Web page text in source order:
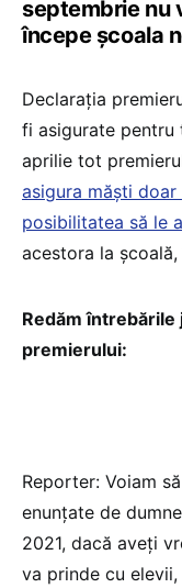
septembrie nu
începe școala
Declarația
fi asigurate pentru
aprilie tot
asigura măști
posibilitatea să le
acestora la
Redăm
premierului:
Reporter: Voiam
enunțate de
2021, dacă aveți
va prinde cu